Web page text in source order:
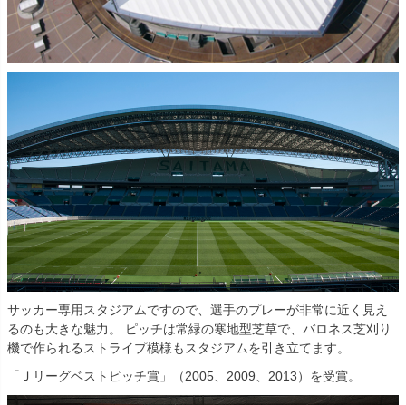
サッカー専用スタジアムですので、選手のプレーが非常に近く見え
るのも大きな魅力。 ピッチは常緑の寒地型芝草で、バロネス芝刈り
機で作られるストライプ模様もスタジアムを引き立てます。
「Ｊリーグベストピッチ賞」（2005、2009、2013）を受賞。